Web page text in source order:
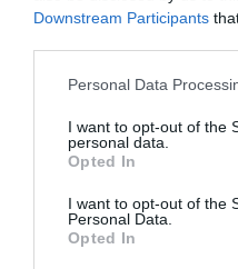
Downstream Participants
Please note that this
not limited to your visit or
grant or deny consent to
use your data for below
consent section.
Personal Data
I want to opt-out of the
personal data.
Opted In
I want to opt-out of the
Personal Data.
Opted In
Ρίγη συγκίνησης